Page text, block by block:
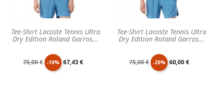
Tee-Shirt Lacoste Tennis Ultra
Dry Edition Roland Garros...
Prix
75,00 € -10% Prix
67,43 €
Tee-Shirt Lacoste Tennis Ultra
Dry Edition Roland Garros...
Prix
75,00 € -20% Prix
60,00 €